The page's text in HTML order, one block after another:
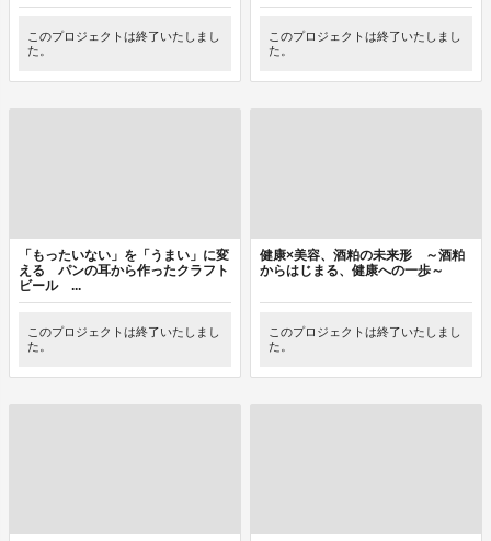
このプロジェクトは終了いたしまし
た。
このプロジェクトは終了いたしまし
た。
「もったいない」を「うまい」に変
える パンの耳から作ったクラフト
ビール ...
このプロジェクトは終了いたしまし
た。
健康×美容、酒粕の未来形 ～酒粕
からはじまる、健康への一歩～
このプロジェクトは終了いたしまし
た。